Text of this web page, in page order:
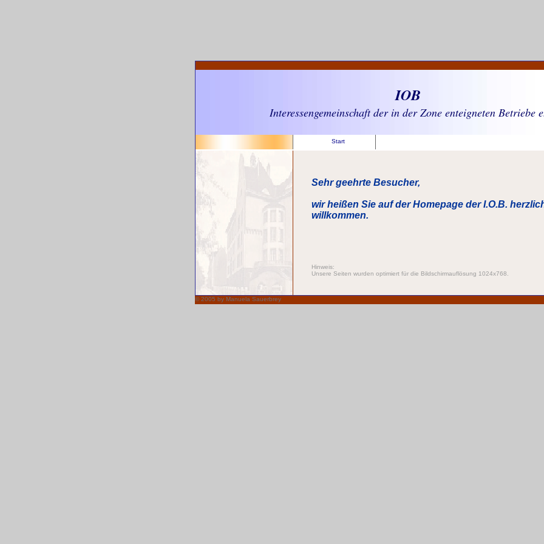
IOB
Interessengemeinschaft der in der Zone enteigneten Betriebe
Start
Sehr geehrte Besucher,
wir heißen Sie auf der Homepage der I.O.B.
willkommen.
Hinweis:
Unsere Seiten wurden optimiert für die Bildschirmauflösung 1024x768.
© 2005 by Manuela Sauerbrey